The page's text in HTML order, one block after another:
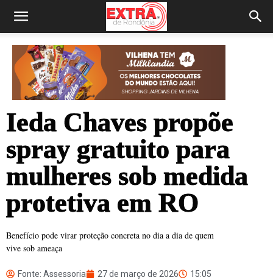
Ieda Chaves propõe
spray gratuito para
mulheres sob medida
protetiva em RO
Benefício pode virar proteção concreta no dia a dia de quem
vive sob ameaça
Fonte: Assessoria 27 de março de 2026 15:05